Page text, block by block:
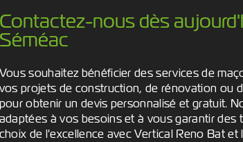
Contactez-nous dès
Séméac
Vous souhaitez bénéficier des services de
vos projets de construction, de rénovation ou
pour obtenir un devis personnalisé et gratuit.
adaptées à vos besoins et à vous garantir des
choix de l'excellence avec Vertical Reno Bat